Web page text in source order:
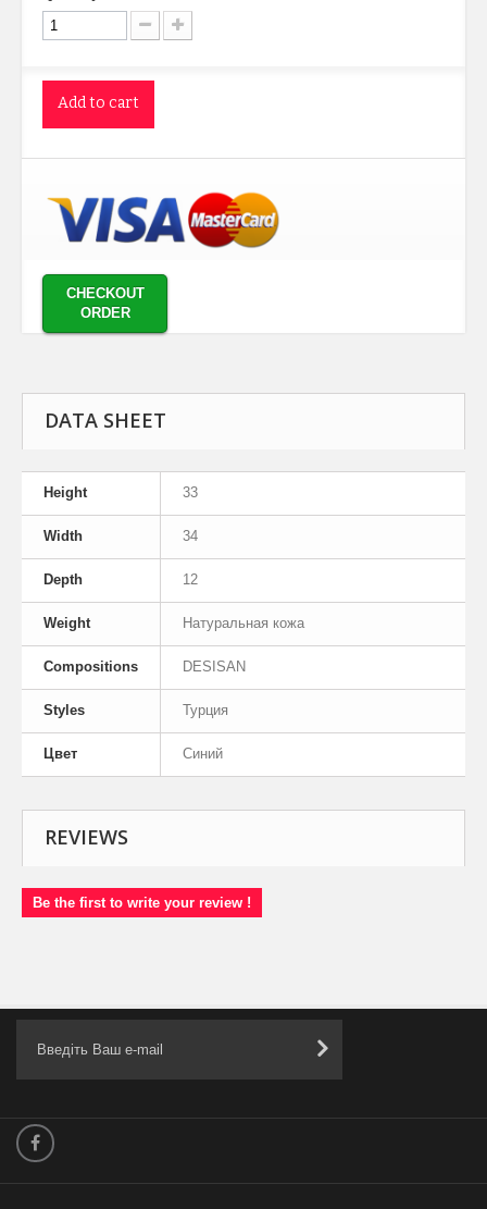
Add to cart
CHECKOUT
ORDER
DATA SHEET
Height 33
Width 34
Depth 12
Weight Натуральная кожа
Compositions DESISAN
Styles Турция
Цвет Синий
REVIEWS
Be the first to write your review !